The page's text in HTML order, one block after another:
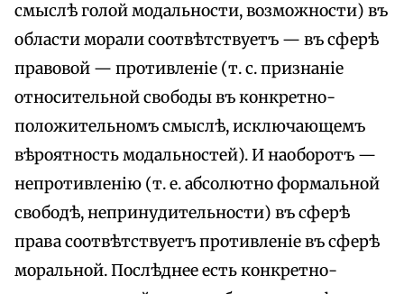
смыслѣ голой модальности, возможности) въ
области морали соотвѣтствуетъ — въ сферѣ
правовой — противленіе (т. с. признаніе
относительной свободы въ конкретно-
положительномъ смыслѣ, исключающемъ
вѣроятность модальностей). И наоборотъ —
непротивленію (т. е. абсолютно формальной
свободѣ, непринудительности) въ сферѣ
права соотвѣтствуетъ противленіе въ сферѣ
моральной. Послѣднее есть конкретно-